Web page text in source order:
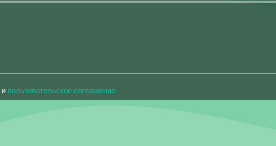
и пользовательское соглашение